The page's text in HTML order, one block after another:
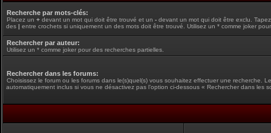
Recherche par mots-clés:
Placez un + devant un mot qui doit être trouvé et un - devant un mot qui doit être exclu.
des | entre crochets si uniquement un des mots doit être trouvé. Utilisez un * comme joker
Rechercher par auteur:
Utilisez un * comme joker pour des recherches partielles.
Rechercher dans les forums:
Choisissez le forum ou les forums dans le(s)quel(s) vous souhaitez effectuer une recherche.
automatiquement inclus si vous ne désactivez pas l’option ci-dessous « Rechercher dans les